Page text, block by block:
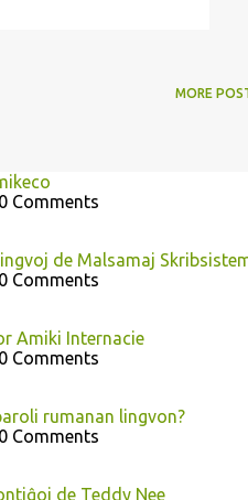
MORE
Comments
de Malsamaj
Comments
Amiki Internacie
Comments
rumanan lingvon?
Comments
de Teddy Nee